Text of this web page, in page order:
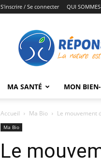
S'inscrire / Se connecter QUI
Bio
MA SANTÉ MON BIEN-
Accueil Ma Bio Le mouvement
Ma Bio
Le